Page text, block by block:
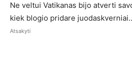
Ne veltui Vatikanas bijo atverti
kiek blogio pridare
Atsakyti